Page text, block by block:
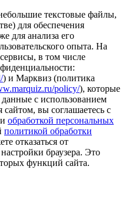
текстовые файлы,
для обеспечения
для анализа его
опыта. На
в том числе
) и Марквиз (политика
policy/), которые
с использованием
вы соглашаетесь с
и обработкой персональных
политикой обработки
отказаться от
браузера. Это
функций сайта.